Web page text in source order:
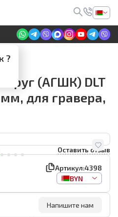
на сайте
?
круг (АГШК) DLT
для гравера,
Оставить отзыв
Артикул:4398
BYN
Напишите нам